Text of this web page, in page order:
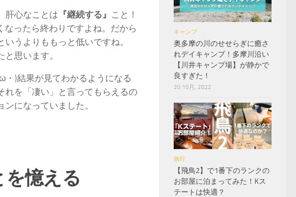
肝心なことは 『継続する』 こと！
ったら終わりですよね。だから
うよりももっと低いですね。
思います。
・)結果が見てわかるようになる
れを「凄い」と言ってもらえるの
になっていました。
を憶える
キャンプ
奥多摩の川のせせらぎに癒さ
れデイキャンプ！多摩川沿い
【川井キャンプ場】が静かで
良すぎた！
20 10月, 2022
旅行
【飛鳥2】で1番下のランクの
お部屋に泊まってみた！Kス
テートは快適？